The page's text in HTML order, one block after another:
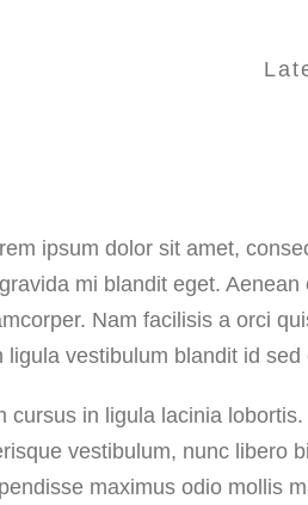
ipsum dolor sit amet,
mi blandit eget.
Nam facilisis a orci
ligula vestibulum blandit id sed
cursus in ligula lacinia
vestibulum, nunc libero
maximus odio mollis